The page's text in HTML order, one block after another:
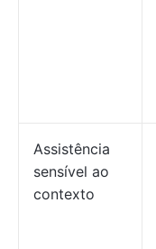
Assistência
sensível ao
contexto